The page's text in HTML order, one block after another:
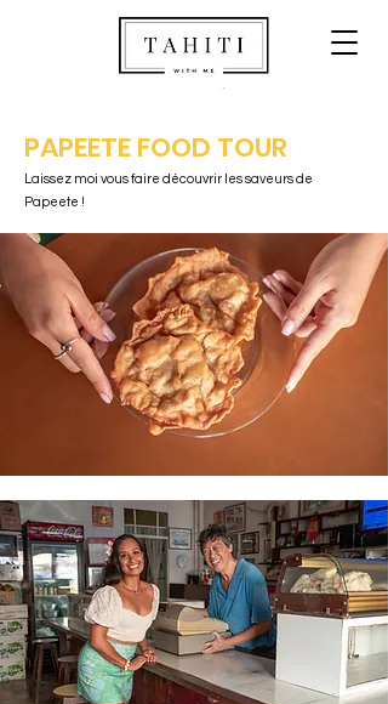
PAPEETE FOOD TOUR
Laissez moi vous faire découvrir les saveurs de
Papeete !